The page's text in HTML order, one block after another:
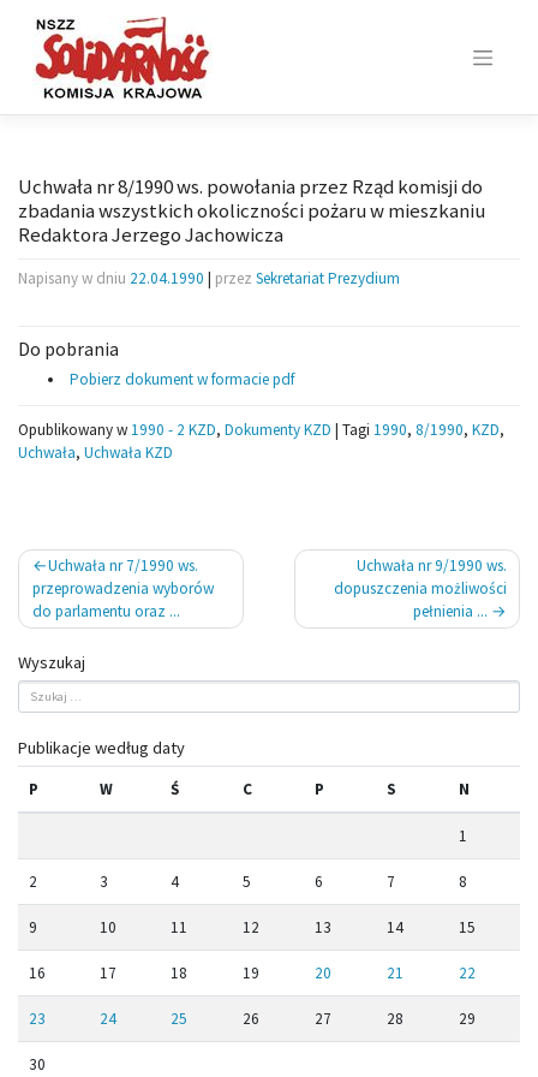
content
Uchwała nr 8/1990 ws. powołania przez Rząd komisji do
zbadania wszystkich okoliczności pożaru w mieszkaniu
Redaktora Jerzego Jachowicza
Napisany w dniu 22.04.1990 | przez Sekretariat Prezydium
Do pobrania
Pobierz dokument w formacie pdf
Opublikowany w 1990 - 2 KZD, Dokumenty KZD | Tagi 1990, 8/1990, KZD,
Uchwała, Uchwała KZD
Nawigacja
wpisu
Uchwała nr 7/1990 ws.
przeprowadzenia wyborów
do parlamentu oraz ...
Uchwała nr 9/1990 ws.
dopuszczenia możliwości
pełnienia ...
Wyszukaj
Publikacje według daty
P W Ś C P S N
1
2 3 4 5 6 7 8
9 10 11 12 13 14 15
16 17 18 19 20 21 22
23 24 25 26 27 28 29
30